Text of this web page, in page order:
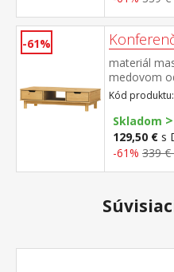
-61%
materiál
medovom
pojazdmi
Kód
Skladom >
129,50 € s
-61% 339